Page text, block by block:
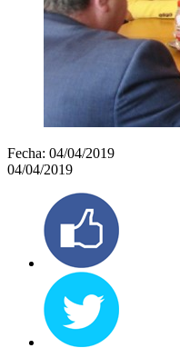
Fecha: 04/04/2019
04/04/2019